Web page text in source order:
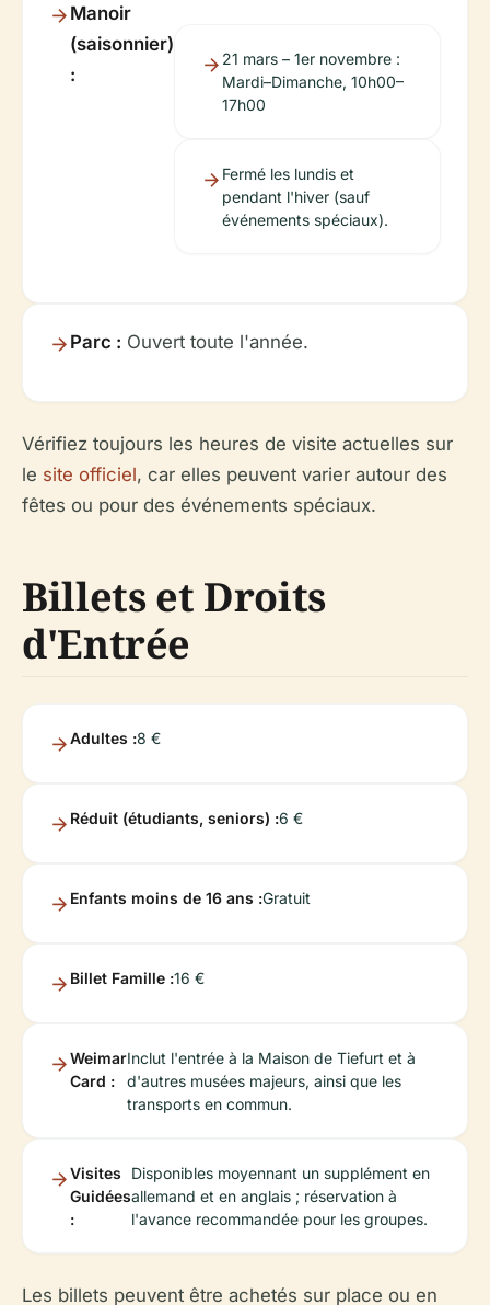
Manoir
(saisonnier)
:
21 mars – 1er novembre :
Mardi–Dimanche, 10h00–
17h00
Fermé les lundis et
pendant l'hiver (sauf
événements spéciaux).
Parc : Ouvert toute l'année.
Vérifiez toujours les heures de visite actuelles sur
le site officiel, car elles peuvent varier autour des
fêtes ou pour des événements spéciaux.
Billets et Droits
d'Entrée
Adultes :8 €
Réduit (étudiants, seniors) :6 €
Enfants moins de 16 ans :Gratuit
Billet Famille :16 €
Weimar
Card :
Inclut l'entrée à la Maison de Tiefurt et à
d'autres musées majeurs, ainsi que les
transports en commun.
Visites
Guidées
:
Disponibles moyennant un supplément en
allemand et en anglais ; réservation à
l'avance recommandée pour les groupes.
Les billets peuvent être achetés sur place ou en